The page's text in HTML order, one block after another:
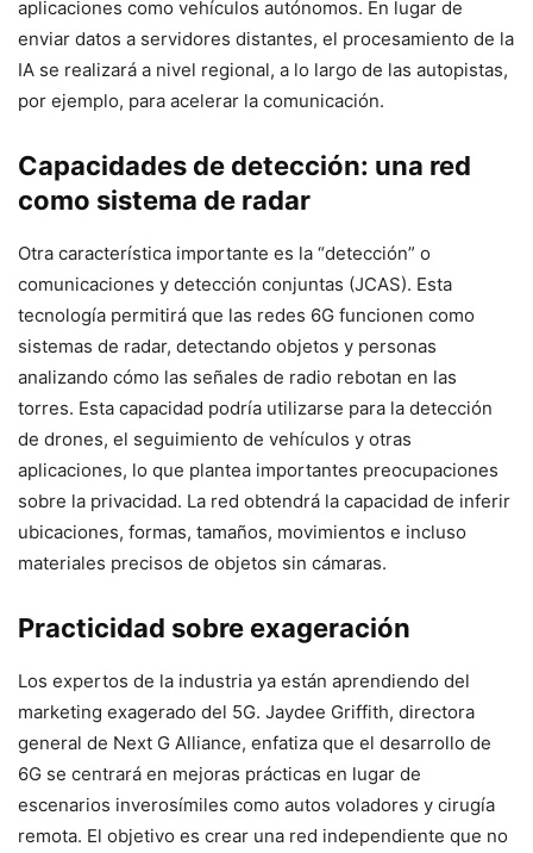
aplicaciones como vehículos autónomos. En lugar de
enviar datos a servidores distantes, el procesamiento de la
IA se realizará a nivel regional, a lo largo de las autopistas,
por ejemplo, para acelerar la comunicación.
Capacidades de detección: una red
como sistema de radar
Otra característica importante es la “detección” o
comunicaciones y detección conjuntas (JCAS). Esta
tecnología permitirá que las redes 6G funcionen como
sistemas de radar, detectando objetos y personas
analizando cómo las señales de radio rebotan en las
torres. Esta capacidad podría utilizarse para la detección
de drones, el seguimiento de vehículos y otras
aplicaciones, lo que plantea importantes preocupaciones
sobre la privacidad. La red obtendrá la capacidad de inferir
ubicaciones, formas, tamaños, movimientos e incluso
materiales precisos de objetos sin cámaras.
Practicidad sobre exageración
Los expertos de la industria ya están aprendiendo del
marketing exagerado del 5G. Jaydee Griffith, directora
general de Next G Alliance, enfatiza que el desarrollo de
6G se centrará en mejoras prácticas en lugar de
escenarios inverosímiles como autos voladores y cirugía
remota. El objetivo es crear una red independiente que no